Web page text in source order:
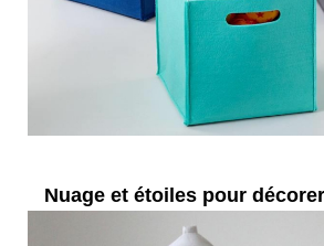
Nuage et étoiles pour